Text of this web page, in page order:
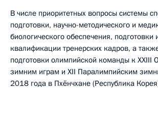
В числе приоритетных вопросы системы
подготовки, научно-методического и
биологического обеспечения,
квалификации тренерских кадров, а
подготовки олимпийской команды к XXIII
зимним играм и XII Паралимпийским
2018 года в Пхёнчхане (Республика